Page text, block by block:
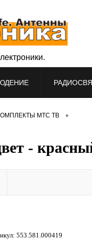
МТС ТВ •
-
553.581.000419